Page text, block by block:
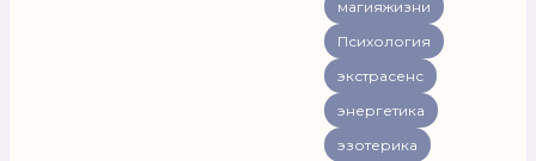
магияжизни
Психология
экстрасенс
энергетика
эзотерика